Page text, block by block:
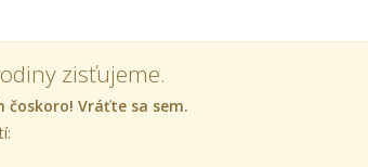
zisťujeme.
čoskoro! Vráťte sa sem.